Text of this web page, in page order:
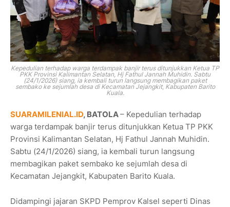
Kepedulian terhadap warga terdampak banjir terus ditunjukkan Ketua TP
PKK Provinsi Kalimantan Selatan, Hj Fathul Jannah Muhidin. Sabtu
(24/1/2026) siang, ia kembali turun langsung membagikan paket
sembako ke sejumlah desa di Kecamatan Jejangkit, Kabupaten Barito
Kuala.
SUARAMILENIAL.ID, BATOLA– Kepedulian terhadap
warga terdampak banjir terus ditunjukkan Ketua TP PKK
Provinsi Kalimantan Selatan, Hj Fathul Jannah Muhidin.
Sabtu (24/1/2026) siang, ia kembali turun langsung
membagikan paket sembako ke sejumlah desa di
Kecamatan Jejangkit, Kabupaten Barito Kuala.
Didampingi jajaran SKPD Pemprov Kalsel seperti Dinas